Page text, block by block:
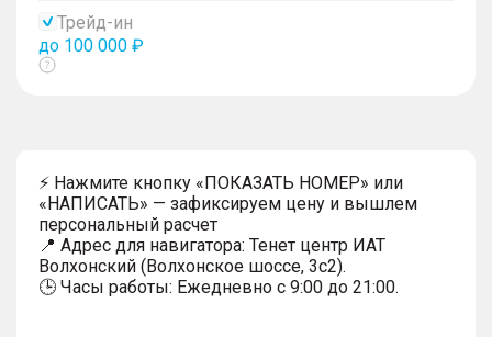
Трейд-ин
до 100 000 ₽
Показать
⚡ Нажмите кнопку «ПОКАЗАТЬ НОМЕР» или
«НАПИСАТЬ» — зафиксируем цену и вышлем
персональный расчет
📍 Адрес для навигатора: Тенет центр ИАТ
Волхонский (Волхонское шоссе, 3с2).
🕒 Часы работы: Ежедневно с 9:00 до 21:00.